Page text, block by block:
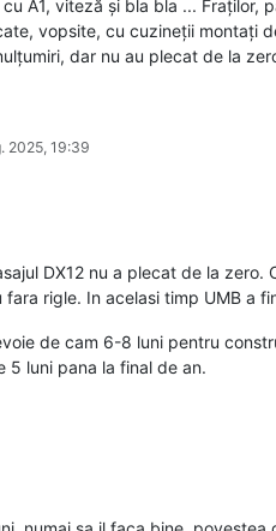
A1, viteză și bla bla ...
vopsite, cu cuzineții montați
dar nu au plecat de la
2025, 19:39
DX12 nu a plecat de la zero.
rigle. In acelasi timp UMB a
de cam 6-8 luni pentru
5 luni pana la final de an.